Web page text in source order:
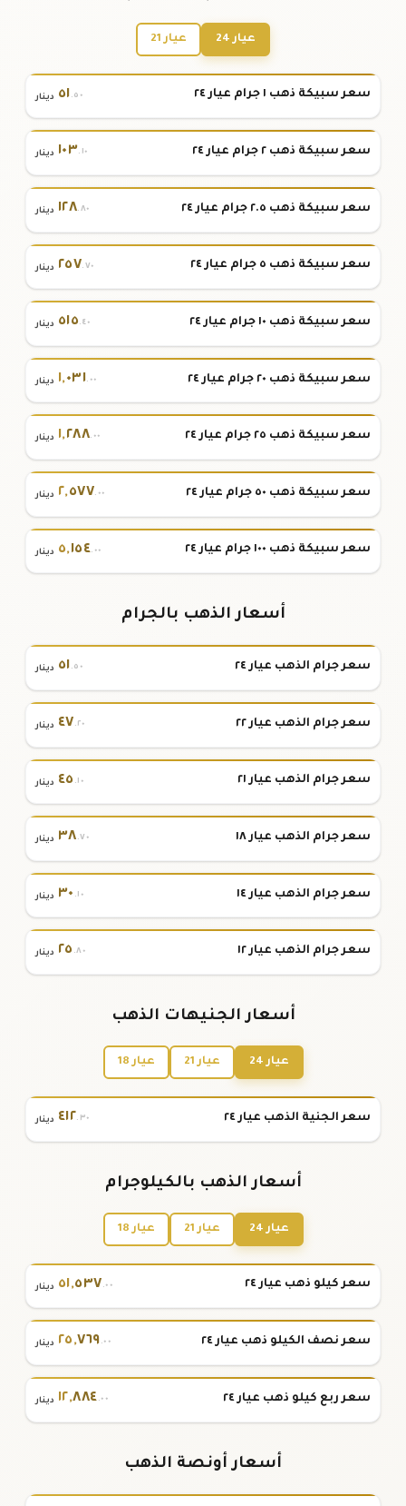
عيار 24 عيار 21
سعر سبيكة ذهب ١ جرام عيار ٢٤ ٥١.٥٠ دينار
سعر سبيكة ذهب ٢ جرام عيار ٢٤ ١٠٣.١٠ دينار
سعر سبيكة ذهب ٢.٥ جرام عيار ٢٤ ١٢٨.٨٠ دينار
سعر سبيكة ذهب ٥ جرام عيار ٢٤ ٢٥٧.٧٠ دينار
سعر سبيكة ذهب ١٠ جرام عيار ٢٤ ٥١٥.٤٠ دينار
سعر سبيكة ذهب ٢٠ جرام عيار ٢٤ ١,٠٣١.٠٠ دينار
سعر سبيكة ذهب ٢٥ جرام عيار ٢٤ ١,٢٨٨.٠٠ دينار
سعر سبيكة ذهب ٥٠ جرام عيار ٢٤ ٢,٥٧٧.٠٠ دينار
سعر سبيكة ذهب ١٠٠ جرام عيار ٢٤ ٥,١٥٤.٠٠ دينار
أسعار الذهب بالجرام
سعر جرام الذهب عيار ٢٤ ٥١.٥٠ دينار
سعر جرام الذهب عيار ٢٢ ٤٧.٢٠ دينار
سعر جرام الذهب عيار ٢١ ٤٥ .١٠ دينار
سعر جرام الذهب عيار ١٨ ٣٨.٧٠ دينار
سعر جرام الذهب عيار ١٤ ٣٠ .١٠ دينار
سعر جرام الذهب عيار ١٢ ٢٥ .٨٠ دينار
أسعار الجنيهات الذهب
عيار 24 عيار 21 عيار 18
سعر الجنية الذهب عيار ٢٤ ٤١٢.٣٠ دينار
أسعار الذهب بالكيلوجرام
عيار 24 عيار 21 عيار 18
سعر كيلو ذهب عيار ٢٤ ٥١,٥٣٧.٠٠ دينار
سعر نصف الكيلو ذهب عيار ٢٤ ٢٥,٧٦٩.٠٠ دينار
سعر ربع كيلو ذهب عيار ٢٤ ١٢,٨٨٤.٠٠ دينار
أسعار أونصة الذهب